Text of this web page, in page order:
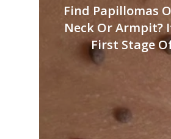
Find Papillomas
Neck Or Armpit?
First Stage